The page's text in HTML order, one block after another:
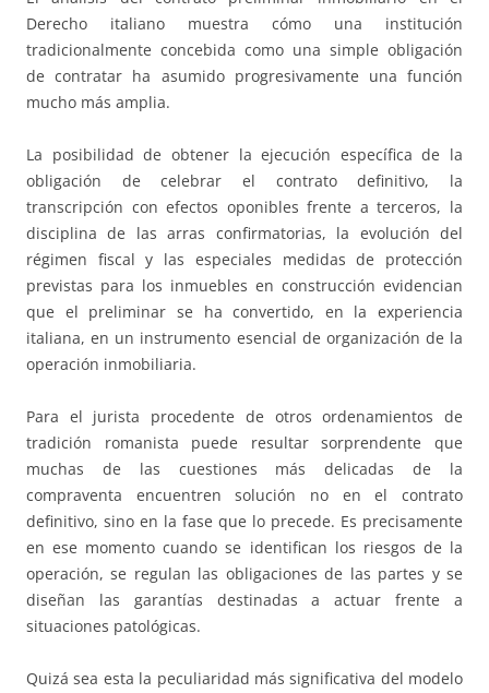
Derecho italiano muestra cómo una institución
tradicionalmente concebida como una simple obligación
de contratar ha asumido progresivamente una función
mucho más amplia.
La posibilidad de obtener la ejecución específica de la
obligación de celebrar el contrato definitivo, la
transcripción con efectos oponibles frente a terceros, la
disciplina de las arras confirmatorias, la evolución del
régimen fiscal y las especiales medidas de protección
previstas para los inmuebles en construcción evidencian
que el preliminar se ha convertido, en la experiencia
italiana, en un instrumento esencial de organización de la
operación inmobiliaria.
Para el jurista procedente de otros ordenamientos de
tradición romanista puede resultar sorprendente que
muchas de las cuestiones más delicadas de la
compraventa encuentren solución no en el contrato
definitivo, sino en la fase que lo precede. Es precisamente
en ese momento cuando se identifican los riesgos de la
operación, se regulan las obligaciones de las partes y se
diseñan las garantías destinadas a actuar frente a
situaciones patológicas.
Quizá sea esta la peculiaridad más significativa del modelo